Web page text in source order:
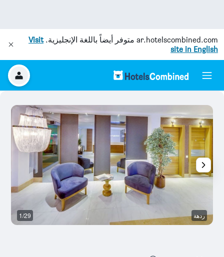
ar.hotelscombined.com متوفر أيضاً باللغة الإنجليزية.Visit
site in English
ردهة 1/29